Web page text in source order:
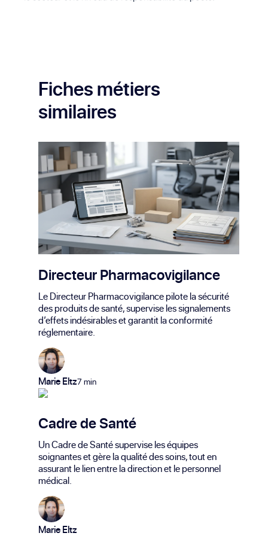
travaillant souvent avec des équipes
Fiches métiers
similaires
Directeur Pharmacovigilance
Le Directeur Pharmacovigilance pilote la sécurité
des produits de santé, supervise les signalements
d’effets indésirables et garantit la conformité
réglementaire.
Marie Eltz7 min
Cadre de Santé
Un Cadre de Santé supervise les équipes
soignantes et gère la qualité des soins, tout en
assurant le lien entre la direction et le personnel
médical.
Marie Eltz